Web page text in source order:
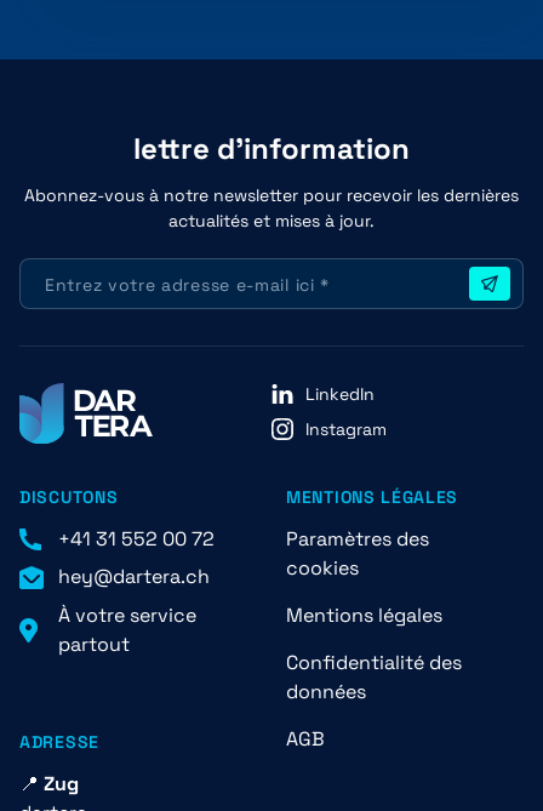
lettre d'information
Abonnez-vous à notre newsletter pour recevoir les dernières
actualités et mises à jour.
LinkedIn
Instagram
DISCUTONS
+41 31 552 00 72
hey@dartera.ch
À votre service
partout
MENTIONS LÉGALES
Paramètres des
cookies
Mentions légales
Confidentialité des
données
AGB
ADRESSE
📍 Zug